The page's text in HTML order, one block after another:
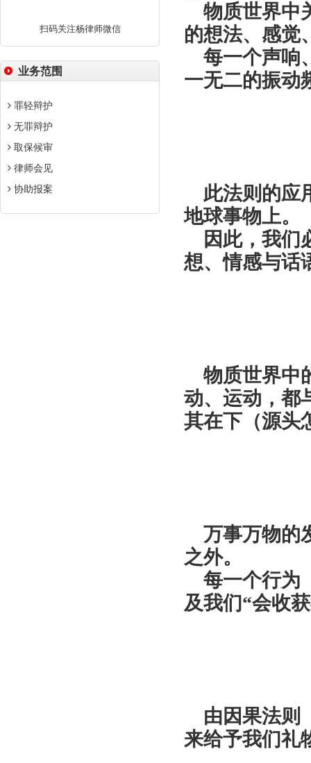
扫码关注杨律师微信
业务范围
罪轻辩护
无罪辩护
取保候审
律师会见
协助报案
物质世界中
的想法、感觉
每一个声响
一无二的振动
此法则的应
地球事物上。
因此，我们
想、情感与话
物质世界中
动、运动，都
其在下（源头
万事万物的
之外。
每一个行为
及我们“会收
由因果法则
来给予我们礼